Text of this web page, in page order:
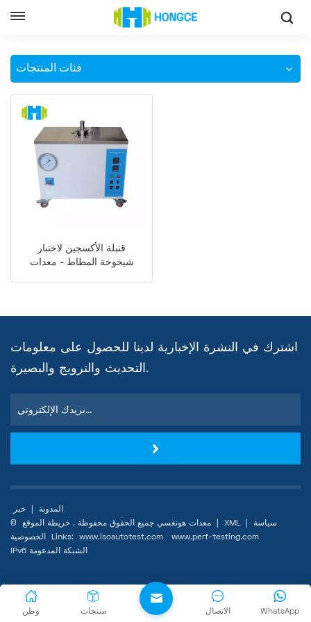
جهاز اختبار قنبلة الأكسجين للمواد العازلة
فئات المنتجات
قنبلة الأكسجين لاختبار
شيخوخة المطاط - معدات
اشترك في النشرة الإخبارية لدينا للحصول على معلومات
التحديث والترويج والبصيرة.
المدونة
خبر
© معدات هونغسي جميع الحقوق محفوظة .
XML
سياسة
الخصوصية
Links: www.isoautotest.com
www.perf-testing.com
IPv6 الشبكة المدعومة
وطن منتجات WhatsApp الاتصال